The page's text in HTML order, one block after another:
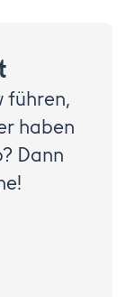
führen,
haben
Dann